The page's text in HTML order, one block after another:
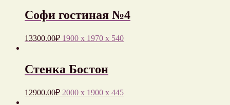
Софи гостиная №4
13300.00₽ 1900 x 1970 x 540
Стенка Бостон
12900.00₽ 2000 x 1900 x 445